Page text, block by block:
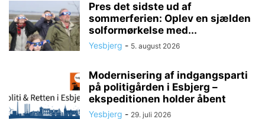
Pres det sidste ud af
sommerferien: Oplev en sjælden
solformørkelse med...
Yesbjerg - 5. august 2026
Modernisering af indgangsparti
på politigården i Esbjerg –
ekspeditionen holder åbent
Yesbjerg - 29. juli 2026